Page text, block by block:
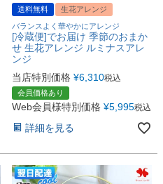
送料無料
生花アレンジ
バランスよく華やかにアレンジ
[冷蔵便]でお届け 季節のおまか
せ 生花アレンジ ルミナスアレ
ンジ
当店特別価格 ¥6,310税込
会員価格あり
Web会員様特別価格 ¥5,995税込
詳細を見る